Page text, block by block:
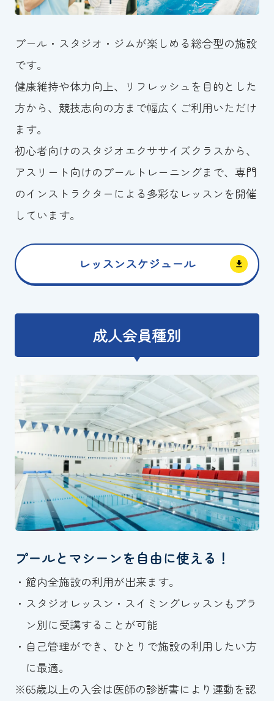
プール・スタジオ・ジムが楽しめる総合型の施設
です。
健康維持や体力向上、リフレッシュを目的とした
方から、競技志向の方まで幅広くご利用いただけ
ます。
初心者向けのスタジオエクササイズクラスから、
アスリート向けのプールトレーニングまで、専門
のインストラクターによる多彩なレッスンを開催
しています。
レッスンスケジュール
成人会員種別
プールとマシーンを自由に使える！
館内全施設の利用が出来ます。
スタジオレッスン・スイミングレッスンもプラ
ン別に受講することが可能
自己管理ができ、ひとりで施設の利用したい方
に最適。
※65歳以上の入会は医師の診断書により運動を認